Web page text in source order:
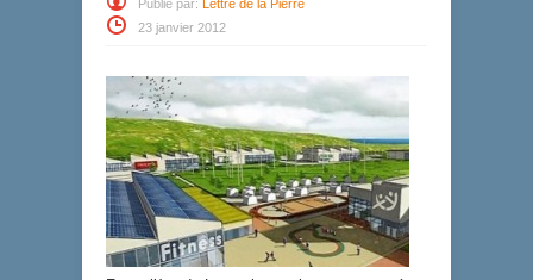
Publié par: Lettre de la Pierre
23 janvier 2012